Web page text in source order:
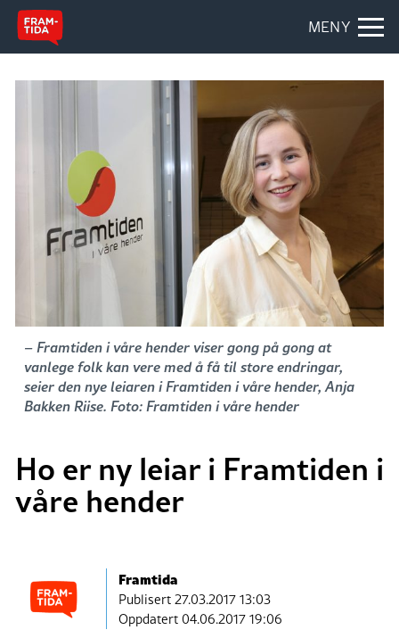
MENY
– Framtiden i våre hender viser gong på gong at
vanlege folk kan vere med å få til store endringar,
seier den nye leiaren i Framtiden i våre hender, Anja
Bakken Riise. Foto: Framtiden i våre hender
Ho er ny leiar i Framtiden i
våre hender
Framtida
Publisert27.03.2017 13:03
Oppdatert 04.06.2017 19:06